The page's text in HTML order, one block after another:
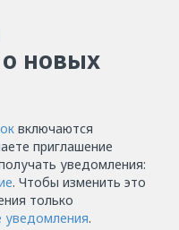
новых
включаются
приглашение
уведомления:
. Чтобы изменить это
только
уведомления.